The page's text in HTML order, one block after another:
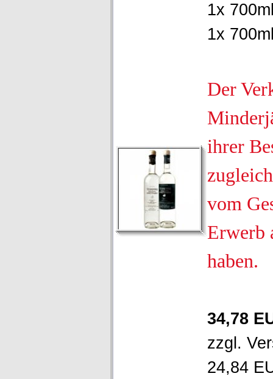
1x
1x
Der
ihrer
vom
Erwerb
haben.
34,78
zzgl.
24,84